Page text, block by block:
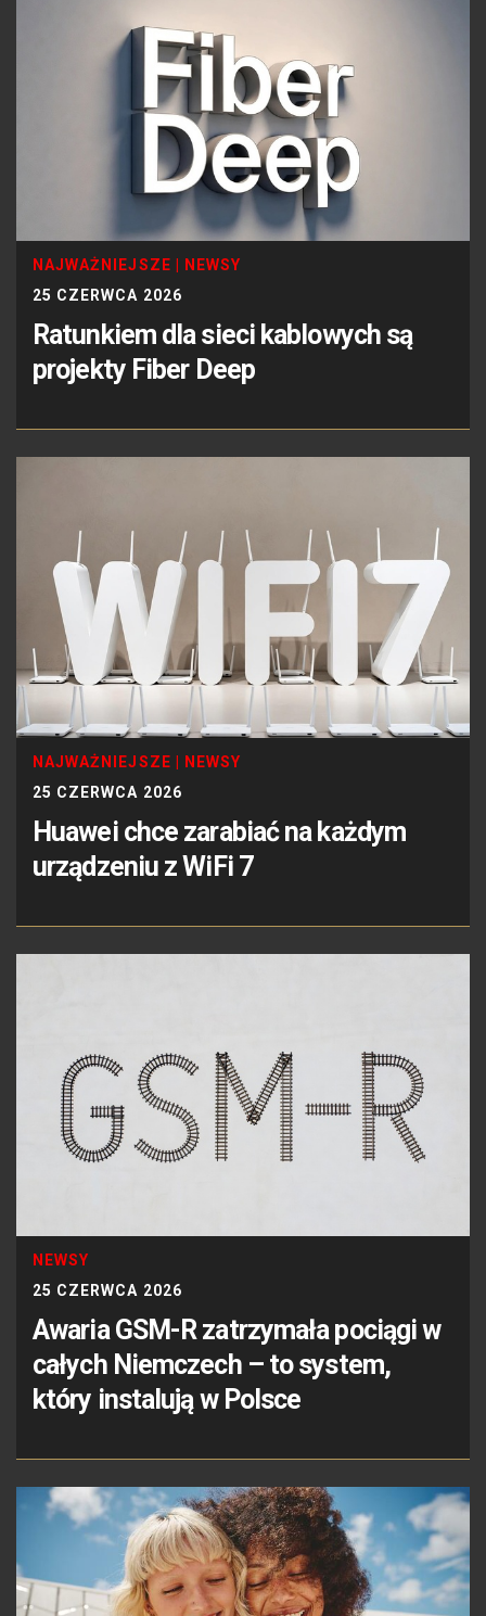
NAJWAŻNIEJSZE
NEWSY
25 CZERWCA 2026
Ratunkiem dla sieci kablowych są
projekty Fiber Deep
NAJWAŻNIEJSZE
NEWSY
25 CZERWCA 2026
Huawei chce zarabiać na każdym
urządzeniu z WiFi 7
NEWSY
25 CZERWCA 2026
Awaria GSM-R zatrzymała pociągi w
całych Niemczech – to system,
który instalują w Polsce